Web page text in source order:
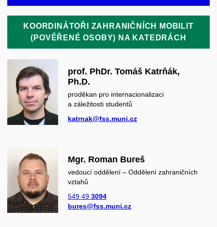
KOORDINÁTOŘI ZAHRANIČNÍCH MOBILIT
(POVĚŘENÉ OSOBY) NA KATEDRÁCH
prof. PhDr. Tomáš Katrňák,
Ph.D.
proděkan pro internacionalizaci
a záležitosti studentů
katrnak@fss.muni.cz
Mgr. Roman Bureš
vedoucí oddělení – Oddělení zahraničních
vztahů
549 49 3094
bures@fss.muni.cz